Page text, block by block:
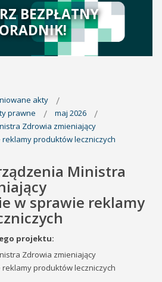
BEZPŁATNY
akty
prawne
maj 2026
Zdrowia zmieniający
produktów leczniczych
Ministra
w sprawie reklamy
projektu:
Zdrowia zmieniający
produktów leczniczych